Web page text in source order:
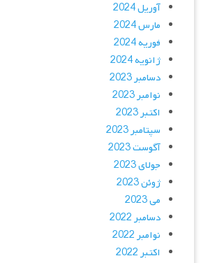
آوریل 2024
مارس 2024
فوریه 2024
ژانویه 2024
دسامبر 2023
نوامبر 2023
اکتبر 2023
سپتامبر 2023
آگوست 2023
جولای 2023
ژوئن 2023
می 2023
دسامبر 2022
نوامبر 2022
اکتبر 2022